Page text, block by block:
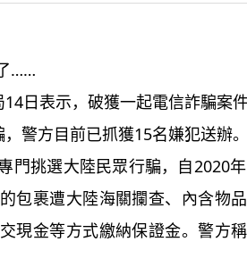
……
日表示，破獲一起電信詐騙案
警方目前已抓獲15名嫌犯送辦。
挑選大陸民眾行騙，自2020年
包裹遭大陸海關攔查、內含物
現金等方式繳納保證金。警方